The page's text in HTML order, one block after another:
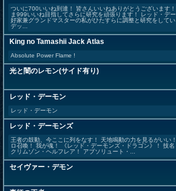
ついに700いいね到達！ 皆さんいいねありがとうございます
ま999いいね目指してさらに研究を頑張ります！ レッド・デ
好家兼グランドマスターの私がひたすらに調整と研究をして
デッ...
King no Tamashii Jack Atlas
Absolute Power Flame !
光と闇のレモン(サイド有り)
レッド・デーモン
レッド・デーモン
レッド・デーモンズ
王者の鼓動、今ここに列をなす！ 天地鳴動の力を見るがいい
ロ召喚！ 我が魂！ 《レッド・デーモンズ・ドラゴン》！ 技
クリムゾン・ヘルフレア！ アブソリュート・...
セイヴァー・デモン